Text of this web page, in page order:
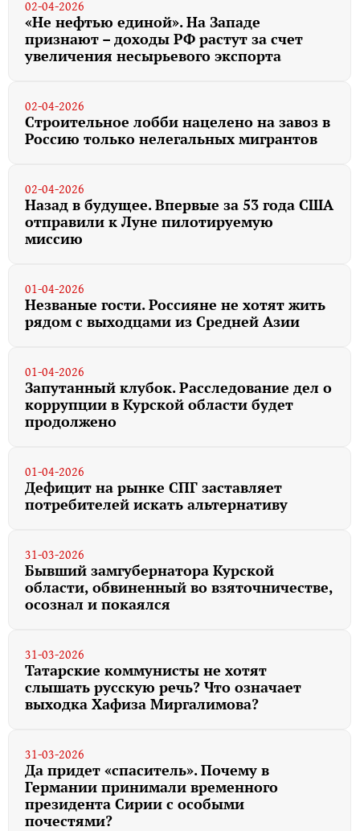
02-04-2026
«Не нефтью единой». На Западе
признают – доходы РФ растут за счет
увеличения несырьевого экспорта
02-04-2026
Строительное лобби нацелено на завоз в
Россию только нелегальных мигрантов
02-04-2026
Назад в будущее. Впервые за 53 года США
отправили к Луне пилотируемую
миссию
01-04-2026
Незваные гости. Россияне не хотят жить
рядом с выходцами из Средней Азии
01-04-2026
Запутанный клубок. Расследование дел о
коррупции в Курской области будет
продолжено
01-04-2026
Дефицит на рынке СПГ заставляет
потребителей искать альтернативу
31-03-2026
Бывший замгубернатора Курской
области, обвиненный во взяточничестве,
осознал и покаялся
31-03-2026
Татарские коммунисты не хотят
слышать русскую речь? Что означает
выходка Хафиза Миргалимова?
31-03-2026
Да придет «спаситель». Почему в
Германии принимали временного
президента Сирии с особыми
почестями?